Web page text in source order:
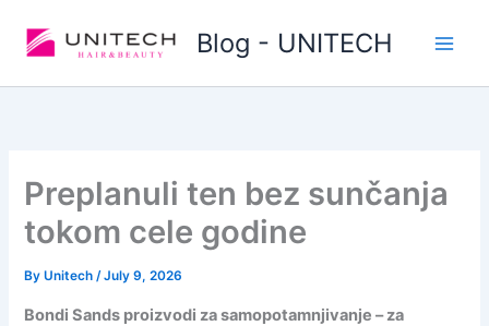
Blog - UNITECH
Preplanuli ten bez sunčanja
tokom cele godine
ByUnitech/July 9, 2026
Bondi Sands proizvodi za samopotamnjivanje – za